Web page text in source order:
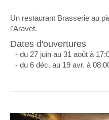
Un restaurant Brasserie au
l'Aravet.
Dates d'ouvertures
- du 27 juin au 31 août à
- du 6 déc. au 19 avr. à